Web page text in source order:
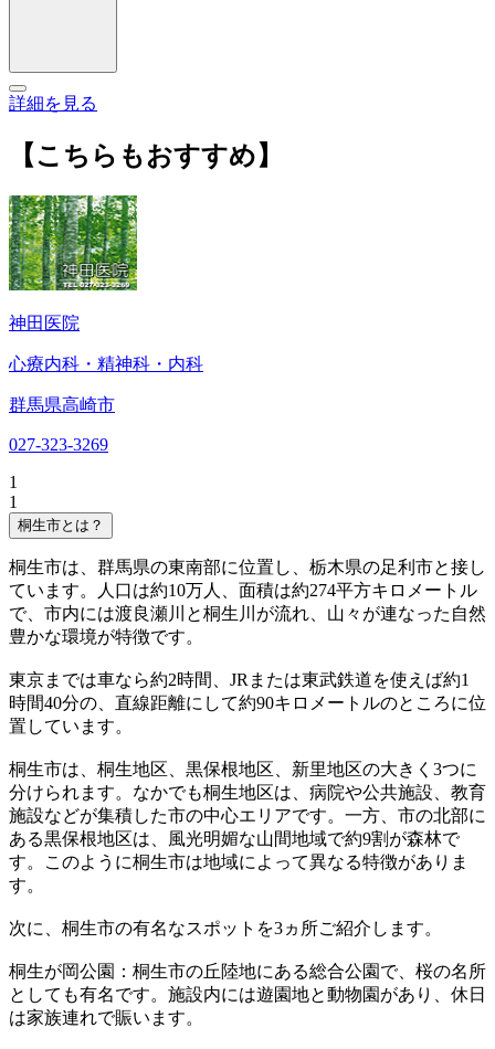
詳細を見る
【こちらもおすすめ】
神田医院
心療内科・精神科・内科
群馬県高崎市
027-323-3269
1
1
桐生市とは？
桐生市は、群馬県の東南部に位置し、栃木県の足利市と接し
ています。人口は約10万人、面積は約274平方キロメートル
で、市内には渡良瀬川と桐生川が流れ、山々が連なった自然
豊かな環境が特徴です。
東京までは車なら約2時間、JRまたは東武鉄道を使えば約1
時間40分の、直線距離にして約90キロメートルのところに位
置しています。
桐生市は、桐生地区、黒保根地区、新里地区の大きく3つに
分けられます。なかでも桐生地区は、病院や公共施設、教育
施設などが集積した市の中心エリアです。一方、市の北部に
ある黒保根地区は、風光明媚な山間地域で約9割が森林で
す。このように桐生市は地域によって異なる特徴がありま
す。
次に、桐生市の有名なスポットを3ヵ所ご紹介します。
桐生が岡公園：桐生市の丘陸地にある総合公園で、桜の名所
としても有名です。施設内には遊園地と動物園があり、休日
は家族連れで賑います。